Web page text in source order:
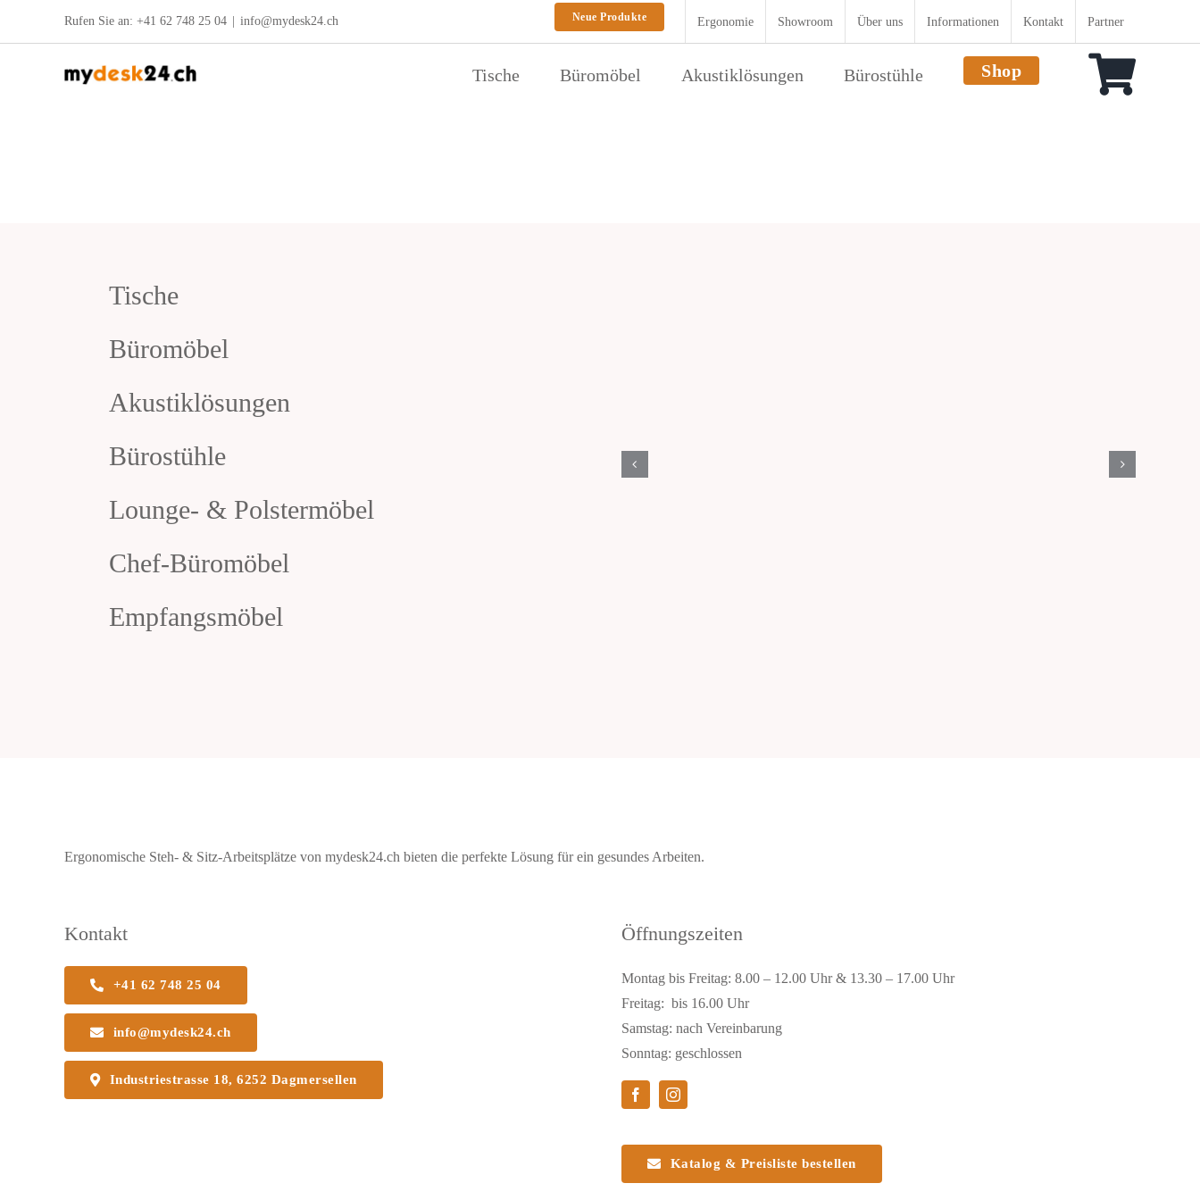
Rufen Sie an: +41 62 748 25 04 info@mydesk24.ch Neue Produkte Ergonomie Showroom Über uns Informationen Kontakt Partner
Tische Büromöbel Akustiklösungen Bürostühle Shop
Tische
Büromöbel
Akustiklösungen
Bürostühle
Lounge- & Polstermöbel
Chef-Büromöbel
Empfangsmöbel
Ergonomische Steh- & Sitz-Arbeitsplätze von mydesk24.ch bieten die perfekte Lösung für ein gesundes Arbeiten.
Kontakt
+41 62 748 25 04
info@mydesk24.ch
Industriestrasse 18, 6252 Dagmersellen
Öffnungszeiten
Montag bis Freitag: 8.00 – 12.00 Uhr & 13.30 – 17.00 Uhr
Freitag: bis 16.00 Uhr
Samstag: nach Vereinbarung
Sonntag: geschlossen
Katalog & Preisliste bestellen